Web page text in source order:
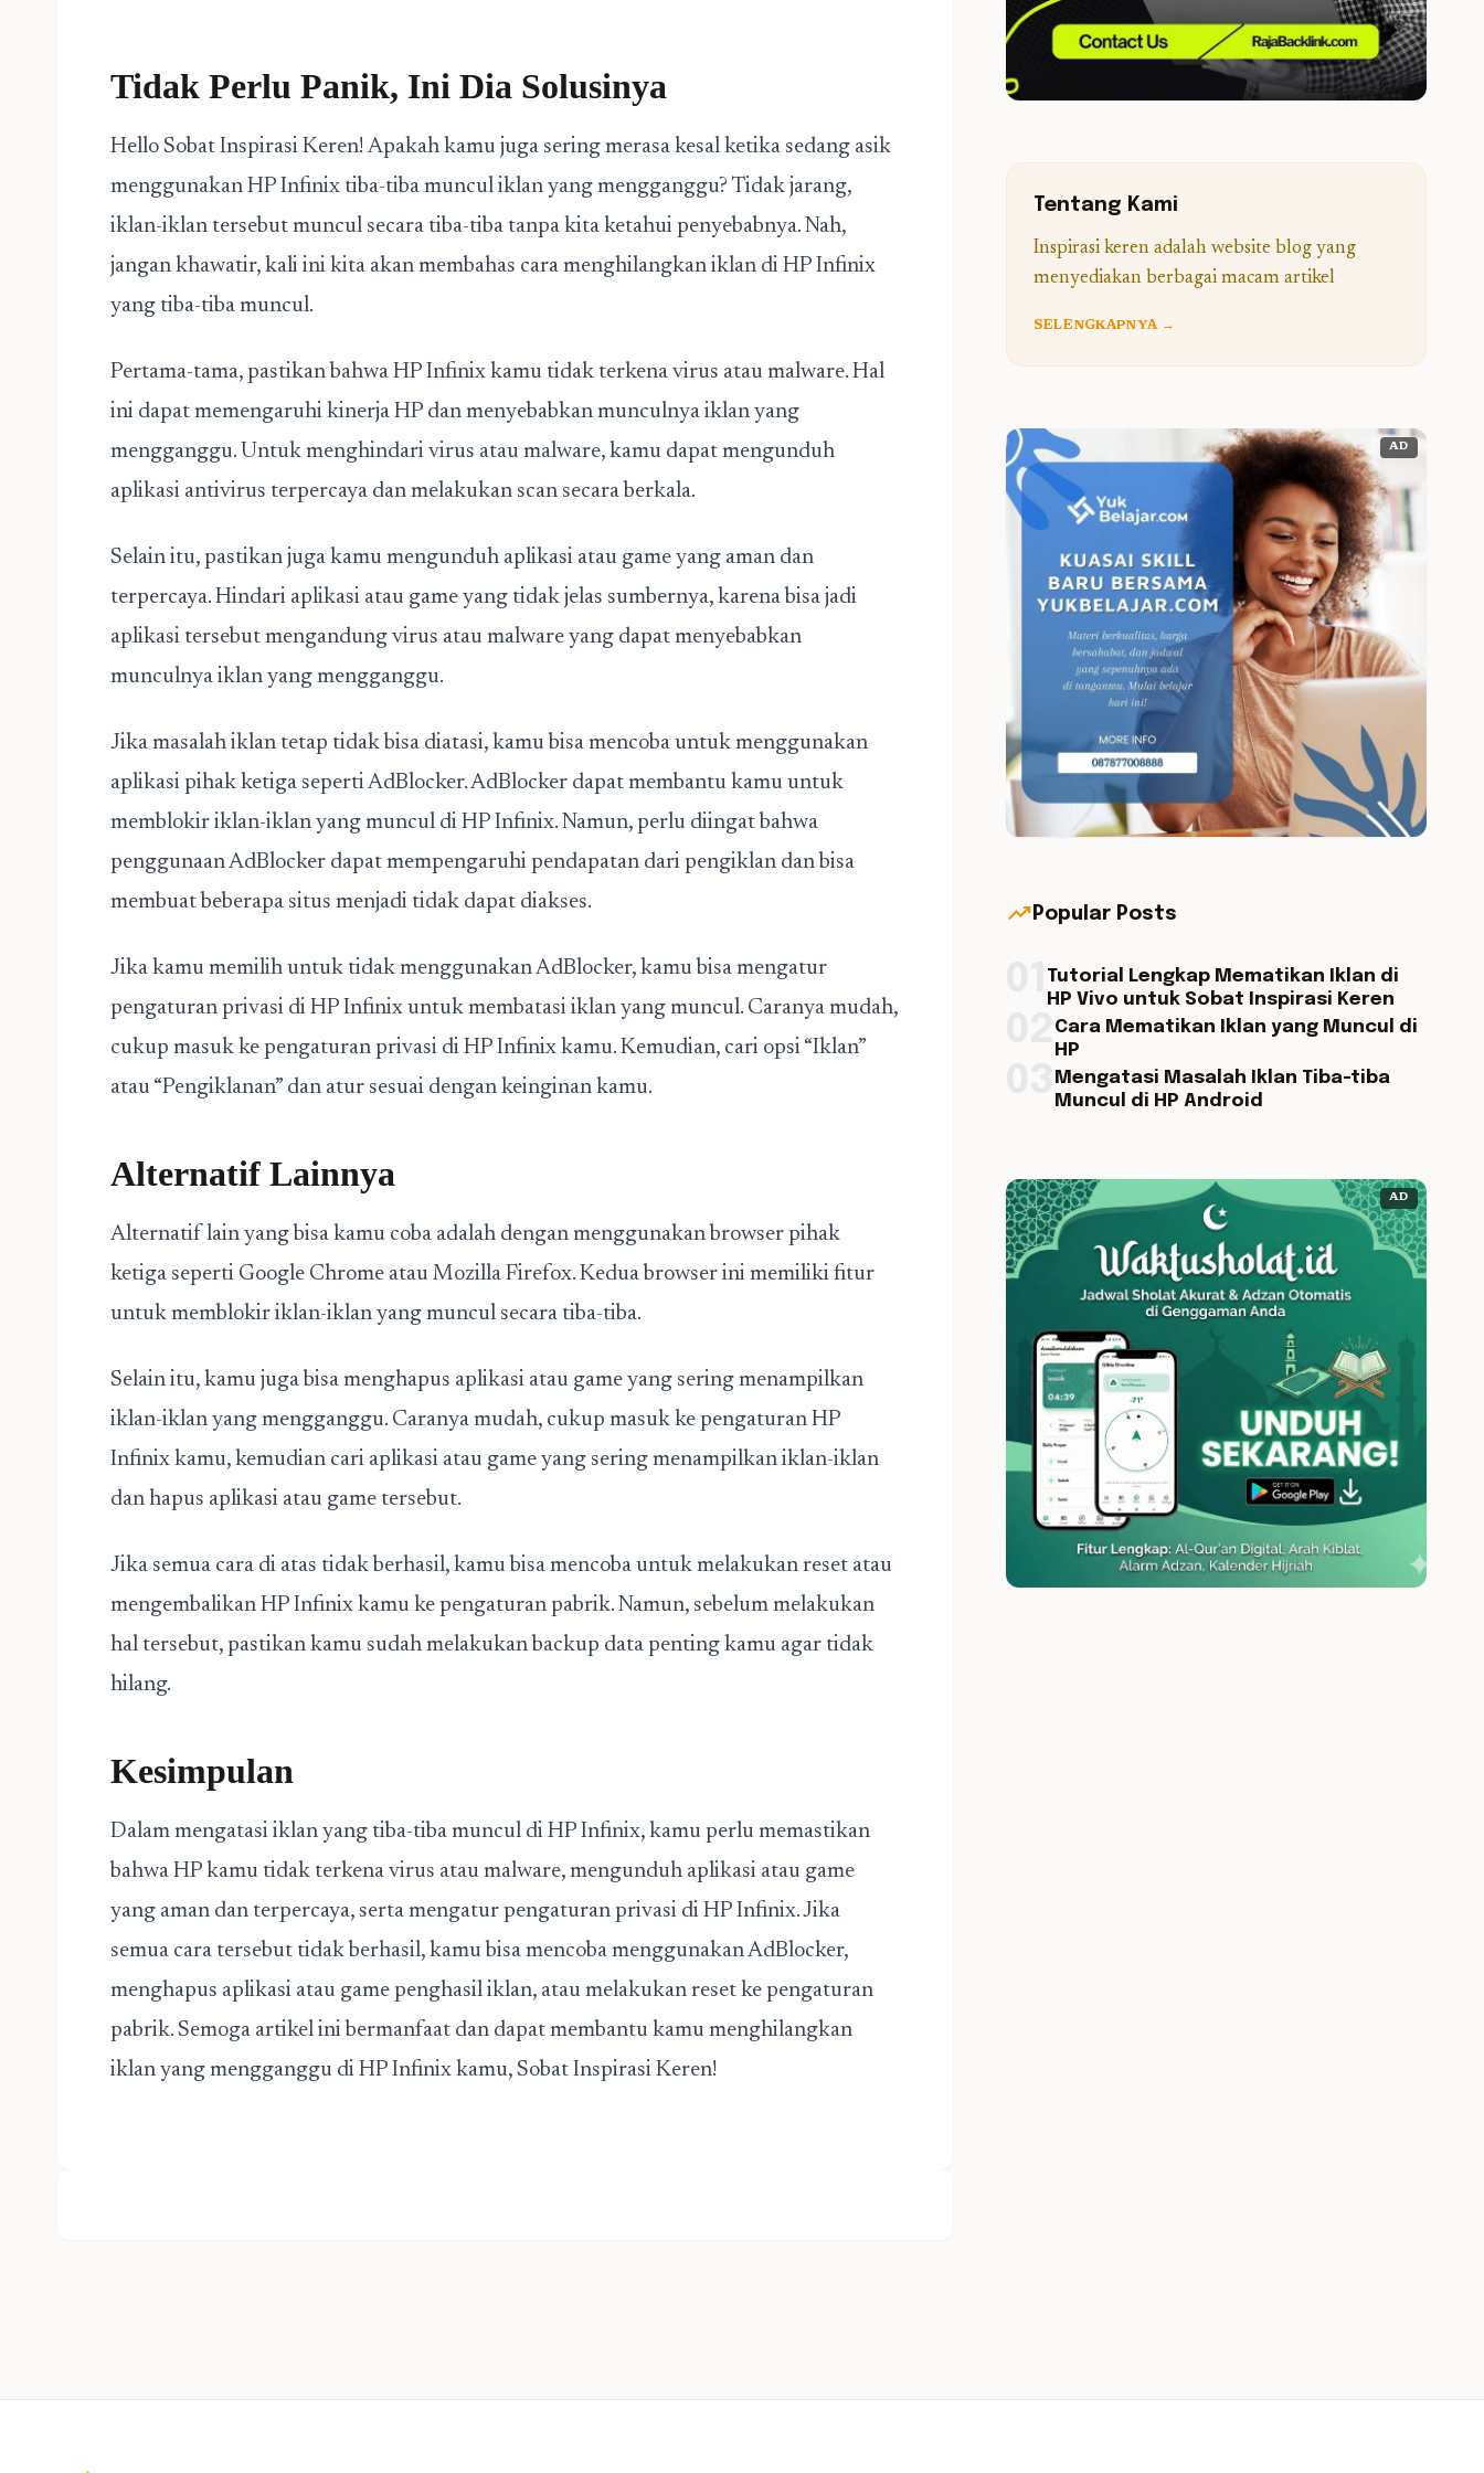
Tidak Perlu Panik, Ini Dia Solusinya
Hello Sobat Inspirasi Keren! Apakah kamu juga sering merasa kesal ketika sedang asik
menggunakan HP Infinix tiba-tiba muncul iklan yang mengganggu? Tidak jarang,
iklan-iklan tersebut muncul secara tiba-tiba tanpa kita ketahui penyebabnya. Nah,
jangan khawatir, kali ini kita akan membahas cara menghilangkan iklan di HP Infinix
yang tiba-tiba muncul.
Pertama-tama, pastikan bahwa HP Infinix kamu tidak terkena virus atau malware. Hal
ini dapat memengaruhi kinerja HP dan menyebabkan munculnya iklan yang
mengganggu. Untuk menghindari virus atau malware, kamu dapat mengunduh
aplikasi antivirus terpercaya dan melakukan scan secara berkala.
Selain itu, pastikan juga kamu mengunduh aplikasi atau game yang aman dan
terpercaya. Hindari aplikasi atau game yang tidak jelas sumbernya, karena bisa jadi
aplikasi tersebut mengandung virus atau malware yang dapat menyebabkan
munculnya iklan yang mengganggu.
Jika masalah iklan tetap tidak bisa diatasi, kamu bisa mencoba untuk menggunakan
aplikasi pihak ketiga seperti AdBlocker. AdBlocker dapat membantu kamu untuk
memblokir iklan-iklan yang muncul di HP Infinix. Namun, perlu diingat bahwa
penggunaan AdBlocker dapat mempengaruhi pendapatan dari pengiklan dan bisa
membuat beberapa situs menjadi tidak dapat diakses.
Jika kamu memilih untuk tidak menggunakan AdBlocker, kamu bisa mengatur
pengaturan privasi di HP Infinix untuk membatasi iklan yang muncul. Caranya mudah,
cukup masuk ke pengaturan privasi di HP Infinix kamu. Kemudian, cari opsi “Iklan”
atau “Pengiklanan” dan atur sesuai dengan keinginan kamu.
Alternatif Lainnya
Alternatif lain yang bisa kamu coba adalah dengan menggunakan browser pihak
ketiga seperti Google Chrome atau Mozilla Firefox. Kedua browser ini memiliki fitur
untuk memblokir iklan-iklan yang muncul secara tiba-tiba.
Selain itu, kamu juga bisa menghapus aplikasi atau game yang sering menampilkan
iklan-iklan yang mengganggu. Caranya mudah, cukup masuk ke pengaturan HP
Infinix kamu, kemudian cari aplikasi atau game yang sering menampilkan iklan-iklan
dan hapus aplikasi atau game tersebut.
Jika semua cara di atas tidak berhasil, kamu bisa mencoba untuk melakukan reset atau
mengembalikan HP Infinix kamu ke pengaturan pabrik. Namun, sebelum melakukan
hal tersebut, pastikan kamu sudah melakukan backup data penting kamu agar tidak
hilang.
Kesimpulan
Dalam mengatasi iklan yang tiba-tiba muncul di HP Infinix, kamu perlu memastikan
bahwa HP kamu tidak terkena virus atau malware, mengunduh aplikasi atau game
yang aman dan terpercaya, serta mengatur pengaturan privasi di HP Infinix. Jika
semua cara tersebut tidak berhasil, kamu bisa mencoba menggunakan AdBlocker,
menghapus aplikasi atau game penghasil iklan, atau melakukan reset ke pengaturan
pabrik. Semoga artikel ini bermanfaat dan dapat membantu kamu menghilangkan
iklan yang mengganggu di HP Infinix kamu, Sobat Inspirasi Keren!
Tentang Kami
Inspirasi keren adalah website blog yang
menyediakan berbagai macam artikel
SELENGKAPNYA →
AD
trending_up Popular Posts
Tutorial Lengkap Mematikan Iklan di
HP Vivo untuk Sobat Inspirasi Keren
Cara Mematikan Iklan yang Muncul di
HP
Mengatasi Masalah Iklan Tiba-tiba
Muncul di HP Android
AD